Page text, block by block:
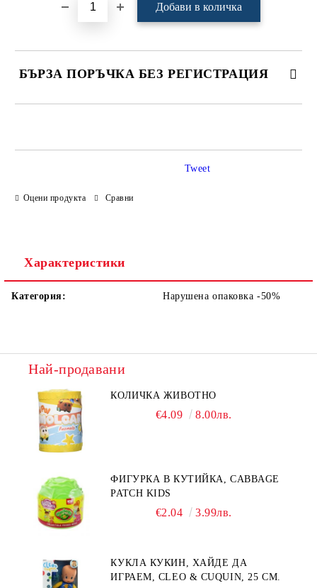
БЪРЗА ПОРЪЧКА БЕЗ РЕГИСТРАЦИЯ
Оцени продукта Сравни
Tweet
Характеристики
Категория: Нарушена опаковка -50%
Най-продавани
КОЛИЧКА ЖИВОТНО
€4.09 8.00лв.
ФИГУРКА В КУТИЙКА, CABBAGE
PATCH KIDS
€2.04 3.99лв.
КУКЛА КУКИН, ХАЙДЕ ДА
ИГРАЕМ, CLEO & CUQUIN, 25 СМ.